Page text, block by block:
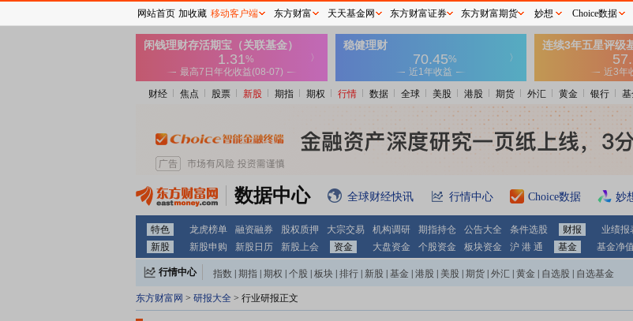
财经 焦点 股票 新股 期指 期权 行情 数据 全球 美股 港股 期货 外汇 黄金 银行
数据中心 全球财经快讯 行情中心 Choice数据 妙
特色 龙虎榜单 融资融券 股权质押 大宗交易 机构调研 期指持仓 公告大全 条件选股 财报 业绩报
新股
新股申购 新股日历 新股上会 资金 大盘资金 个股资金 板块资金 沪 港 通 基金 基金净值
行情中心 指数 期指 期权 个股 板块 排行 新股 基金 港股 美股 期货 外汇 黄金 自选股 自选基金
东方财富网 > 研报大全 > 行业研报正文
网站首页 加收藏 移动客户端 东方财富 天天基金网 东方财富证券 东方财富期货 妙想 Choice数据